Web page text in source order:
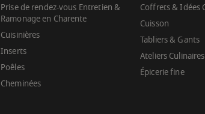
Prise de rendez-vous Entretien &
Ramonage en Charente
Cuisinières
Inserts
Poêles
Cheminées
Coffrets & Idées
Cuisson
Tabliers & Gants
Ateliers Culinaires
Épicerie fine